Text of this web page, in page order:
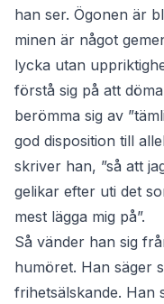
han ser. Ögonen är
minen är något
lycka utan
förstå sig på att
berömma sig av
god disposition till
skriver han, ”så att
gelikar efter uti det
mest lägga mig på”.
Så vänder han sig
humöret. Han säger
frihetsälskande. Han